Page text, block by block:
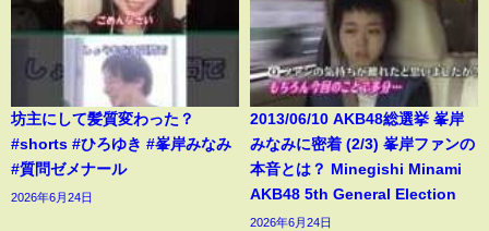
坊主にして髪質変わった？
#shorts #ひろゆき #峯岸みなみ
#質問ゼメナール
2026年6月24日
2013/06/10 AKB48総選挙 峯岸
みなみに密着 (2/3) 峯岸ファンの
本音とは？ Minegishi Minami
AKB48 5th General Election
2026年6月24日